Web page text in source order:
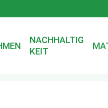
NACHHALTIG
KEIT